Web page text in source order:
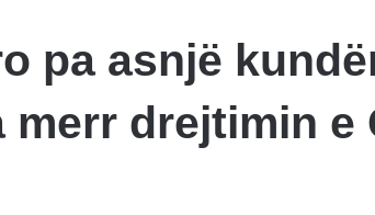
pa asnjë
merr drejtimin e